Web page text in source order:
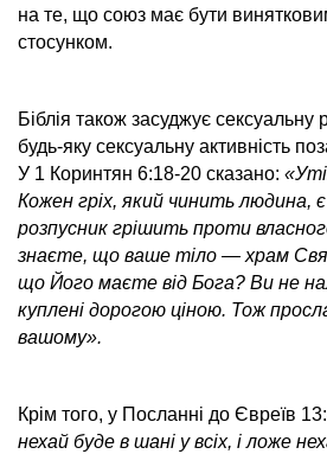
на те, що союз має бути
стосунком.
Біблія також засуджує сексуальну
будь-яку сексуальну активність
У 1 Коринтян 6:18-20 сказано:
Кожен гріх, який чинить людина,
розпусник грішить проти
знаєте, що ваше тіло — храм
що Його маєте від Бога? Ви не
куплені дорогою ціною. Тож
вашому».
Крім того, у Посланні до Євреїв
нехай буде в шані у всіх, і ложе